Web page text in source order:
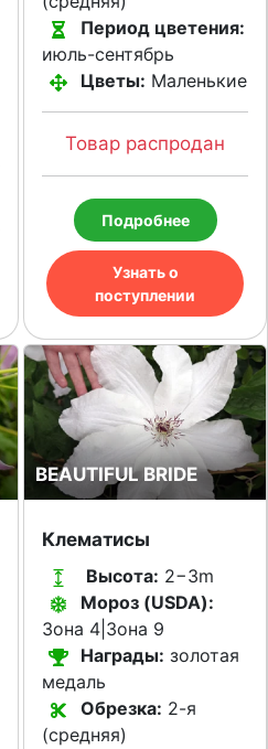
Период цветения:
июль-сентябрь
Цветы: Маленькие
Товар распродан
Подробнее
Узнать о
поступлении
BEAUTIFUL BRIDE
Клематисы
Высота: 2−3m
Мороз (USDA):
Зона 4|Зона 9
Награды: золотая
медаль
Обрезка: 2-я
(средняя)